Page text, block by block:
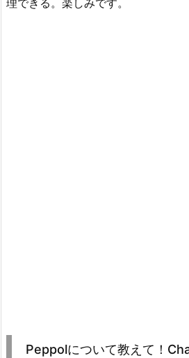
Peppolについて教えて！